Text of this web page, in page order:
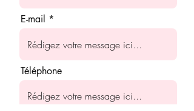
E-mail
Téléphone